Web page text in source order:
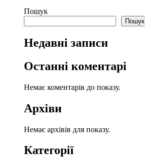
Пошук
Пошук
Недавні записи
Останні коментарі
Немає коментарів до показу.
Архіви
Немає архівів для показу.
Категорії